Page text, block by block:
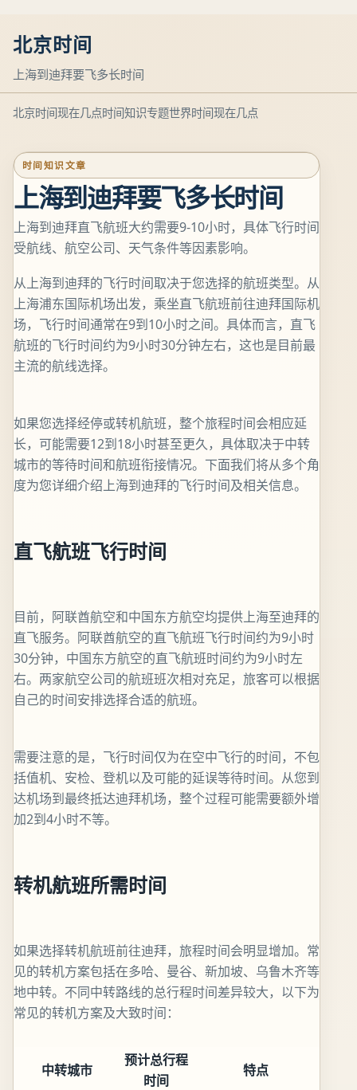
北京时间
上海到迪拜要飞多长时间
北京时间现在几点时间知识专题世界时间现在几点
时间知识文章
上海到迪拜要飞多长时间
上海到迪拜直飞航班大约需要9-10小时，具体飞行时间
受航线、航空公司、天气条件等因素影响。
从上海到迪拜的飞行时间取决于您选择的航班类型。从
上海浦东国际机场出发，乘坐直飞航班前往迪拜国际机
场，飞行时间通常在9到10小时之间。具体而言，直飞
航班的飞行时间约为9小时30分钟左右，这也是目前最
主流的航线选择。
如果您选择经停或转机航班，整个旅程时间会相应延
长，可能需要12到18小时甚至更久，具体取决于中转
城市的等待时间和航班衔接情况。下面我们将从多个角
度为您详细介绍上海到迪拜的飞行时间及相关信息。
直飞航班飞行时间
目前，阿联酋航空和中国东方航空均提供上海至迪拜的
直飞服务。阿联酋航空的直飞航班飞行时间约为9小时
30分钟，中国东方航空的直飞航班时间约为9小时左
右。两家航空公司的航班班次相对充足，旅客可以根据
自己的时间安排选择合适的航班。
需要注意的是，飞行时间仅为在空中飞行的时间，不包
括值机、安检、登机以及可能的延误等待时间。从您到
达机场到最终抵达迪拜机场，整个过程可能需要额外增
加2到4小时不等。
转机航班所需时间
如果选择转机航班前往迪拜，旅程时间会明显增加。常
见的转机方案包括在多哈、曼谷、新加坡、乌鲁木齐等
地中转。不同中转路线的总行程时间差异较大，以下为
常见的转机方案及大致时间：
中转城市
预计总行程
时间
特点